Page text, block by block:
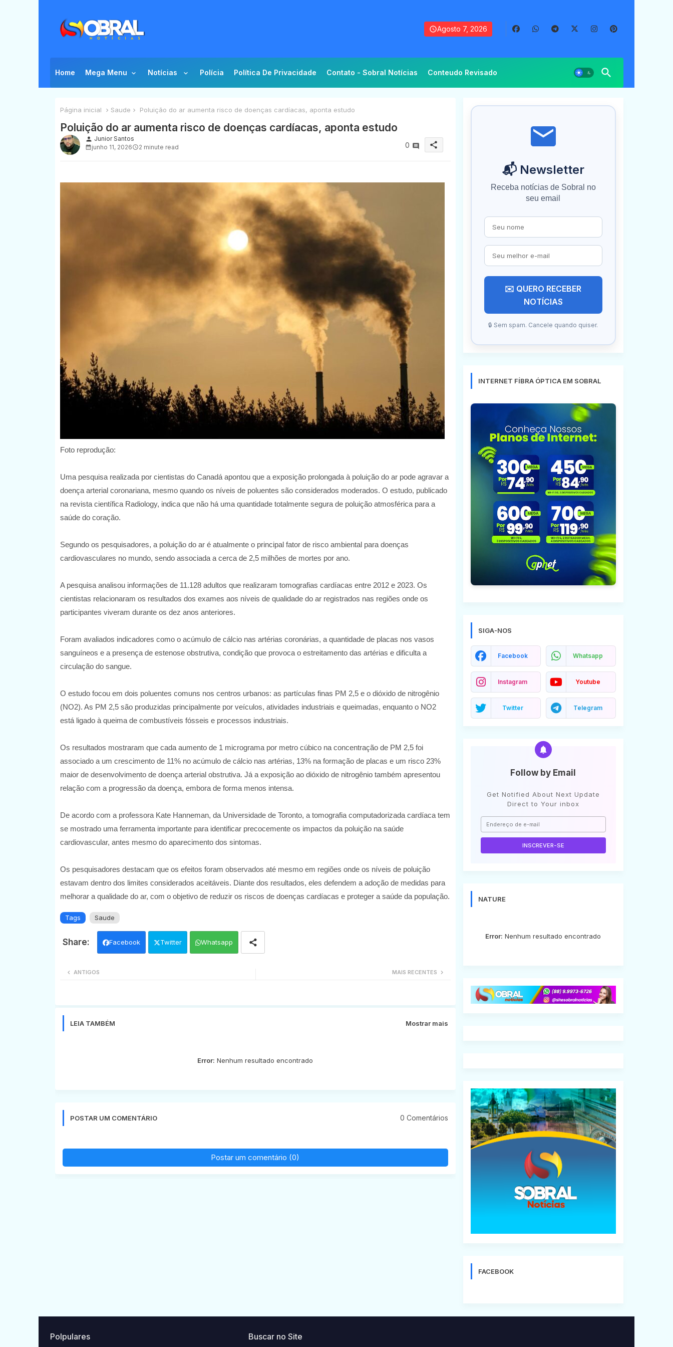
Agosto 7, 2026
Home Mega Menu Notícias Polícia Política De Privacidade Contato - Sobral Notícias Conteudo Revisado
Página inicial Saude Poluição do ar aumenta risco de doenças cardíacas, aponta estudo
Poluição do ar aumenta risco de doenças cardíacas, aponta estudo
person Junior Santos
junho 11, 2026
2 minute read 0 share
Foto reprodução:
Uma pesquisa realizada por cientistas do Canadá apontou que a exposição prolongada à poluição do ar pode agravar a
doença arterial coronariana, mesmo quando os níveis de poluentes são considerados moderados. O estudo, publicado
na revista científica Radiology, indica que não há uma quantidade totalmente segura de poluição atmosférica para a
saúde do coração.
Segundo os pesquisadores, a poluição do ar é atualmente o principal fator de risco ambiental para doenças
cardiovasculares no mundo, sendo associada a cerca de 2,5 milhões de mortes por ano.
A pesquisa analisou informações de 11.128 adultos que realizaram tomografias cardíacas entre 2012 e 2023. Os
cientistas relacionaram os resultados dos exames aos níveis de qualidade do ar registrados nas regiões onde os
participantes viveram durante os dez anos anteriores.
Foram avaliados indicadores como o acúmulo de cálcio nas artérias coronárias, a quantidade de placas nos vasos
sanguíneos e a presença de estenose obstrutiva, condição que provoca o estreitamento das artérias e dificulta a
circulação do sangue.
O estudo focou em dois poluentes comuns nos centros urbanos: as partículas finas PM 2,5 e o dióxido de nitrogênio
(NO2). As PM 2,5 são produzidas principalmente por veículos, atividades industriais e queimadas, enquanto o NO2
está ligado à queima de combustíveis fósseis e processos industriais.
Os resultados mostraram que cada aumento de 1 micrograma por metro cúbico na concentração de PM 2,5 foi
associado a um crescimento de 11% no acúmulo de cálcio nas artérias, 13% na formação de placas e um risco 23%
maior de desenvolvimento de doença arterial obstrutiva. Já a exposição ao dióxido de nitrogênio também apresentou
relação com a progressão da doença, embora de forma menos intensa.
De acordo com a professora Kate Hanneman, da Universidade de Toronto, a tomografia computadorizada cardíaca tem
se mostrado uma ferramenta importante para identificar precocemente os impactos da poluição na saúde
cardiovascular, antes mesmo do aparecimento dos sintomas.
Os pesquisadores destacam que os efeitos foram observados até mesmo em regiões onde os níveis de poluição
estavam dentro dos limites considerados aceitáveis. Diante dos resultados, eles defendem a adoção de medidas para
melhorar a qualidade do ar, com o objetivo de reduzir os riscos de doenças cardíacas e proteger a saúde da população.
Tags Saude
Facebook Twitter Whatsapp
MAIS RECENTES
ANTIGOS
LEIA TAMBÉM Mostrar mais
Error: Nenhum resultado encontrado
POSTAR UM COMENTÁRIO 0 Comentários
Postar um comentário (0)
📬 Newsletter
Receba notícias de Sobral no
seu email
✉️ QUERO RECEBER
NOTÍCIAS
🔒 Sem spam. Cancele quando quiser.
INTERNET FÍBRA ÓPTICA EM SOBRAL
SIGA-NOS
Facebook Whatsapp
Instagram Youtube
Twitter Telegram
Follow by Email
Get Notified About Next Update
Direct to Your inbox
NATURE
Error: Nenhum resultado encontrado
FACEBOOK
Polpulares Buscar no Site